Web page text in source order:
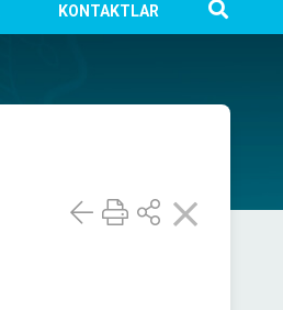
KONTAKTLAR